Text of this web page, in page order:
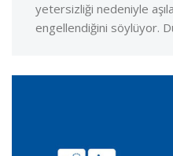
yetersizliği nedeniyle
engellendiğini söylüyor.